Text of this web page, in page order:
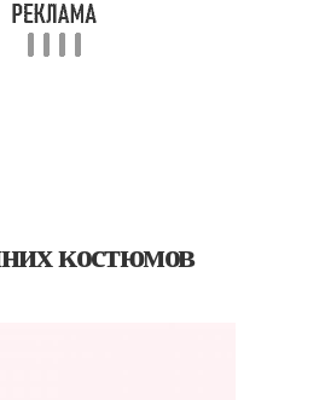
костюмов